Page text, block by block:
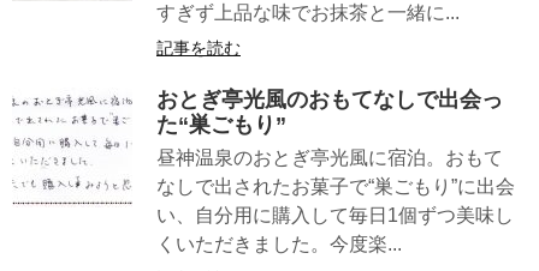
すぎず上品な味でお抹茶と一緒に...
記事を読む
おとぎ亭光風のおもてなしで出会っ
た“巣ごもり”
昼神温泉のおとぎ亭光風に宿泊。おもて
なしで出されたお菓子で“巣ごもり”に出会
い、自分用に購入して毎日1個ずつ美味し
くいただきました。今度楽...